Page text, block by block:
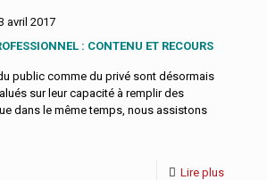
avril 2017
: CONTENU ET RECOURS
public comme du privé sont désormais
sur leur capacité à remplir des
dans le même temps, nous assistons
Lire plus